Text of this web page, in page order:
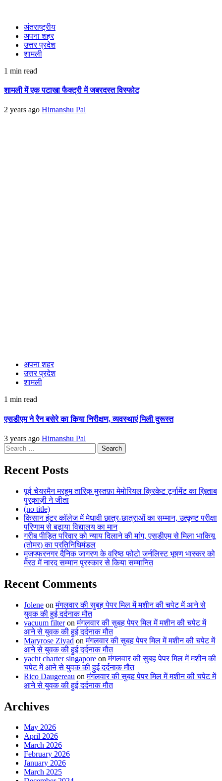
अंतराष्ट्रीय
अपना शहर
उत्तर प्रदेश
शामली
1 min read
शामली में एक पटाखा फैक्ट्री में जबरदस्त विस्फोट
2 years ago Himanshu Pal
अपना शहर
उत्तर प्रदेश
शामली
1 min read
एसडीएम ने रैन बसेरे का किया निरीक्षण, व्यवस्थाएं मिली दुरूस्त
3 years ago Himanshu Pal
Search
for:
Recent Posts
पूर्व चेयरमैन मरहूम तारिक़ मुस्तफ़ा मेमोरियल क्रिकेट टूर्नामेंट का ख़िताब
पुरक़ाज़ी ने जीता
(no title)
किसान इंटर कॉलेज में मेधावी छात्र-छात्राओं का सम्मान, उत्कृष्ट परीक्षा
परिणाम से बढ़ाया विद्यालय का मान
गरीब पीड़ित परिवार को न्याय दिलाने की मांग, एसडीएम से मिला भाकियू
(तोमर) का प्रतिनिधिमंडल
मुजफ्फरनगर दैनिक जागरण के वरिष्ठ फोटो जर्नलिस्ट भूषण भास्कर को
मेरठ में नारद सम्मान पुरस्कार से किया सम्मानित
Recent Comments
Jolene onमंगलवार की सुबह पेपर मिल में मशीन की चपेट में आने से
युवक की हुई दर्दनाक मौत
vacuum filteronमंगलवार की सुबह पेपर मिल में मशीन की चपेट में
आने से युवक की हुई दर्दनाक मौत
Maryrose Ziyad onमंगलवार की सुबह पेपर मिल में मशीन की चपेट में
आने से युवक की हुई दर्दनाक मौत
yacht charter singapore onमंगलवार की सुबह पेपर मिल में मशीन की
चपेट में आने से युवक की हुई दर्दनाक मौत
Rico Daugereau onमंगलवार की सुबह पेपर मिल में मशीन की चपेट में
आने से युवक की हुई दर्दनाक मौत
Archives
May 2026
April 2026
March 2026
February 2026
January 2026
March 2025